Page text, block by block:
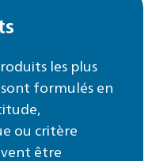
les plus
formulés en
ou critère
être